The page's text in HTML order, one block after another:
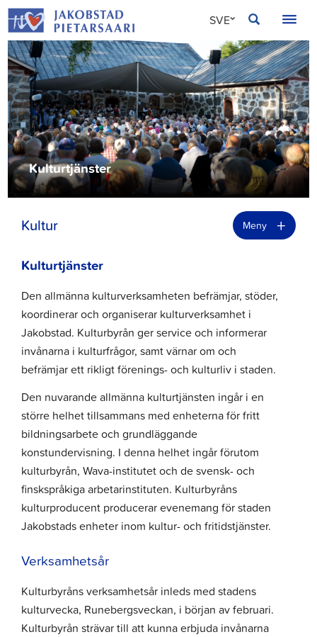
Hoppa
till
innehållet
SVE
FIN
ENG
Kulturtjänster
Kultur Meny +
Kulturtjänster
Den allmänna kulturverksamheten befrämjar, stöder,
koordinerar och organiserar kulturverksamhet i
Jakobstad. Kulturbyrån ger service och informerar
invånarna i kulturfrågor, samt värnar om och
befrämjar ett rikligt förenings- och kulturliv i staden.
Den nuvarande allmänna kulturtjänsten ingår i en
större helhet tillsammans med enheterna för fritt
bildningsarbete och grundläggande
konstundervisning. I denna helhet ingår förutom
kulturbyrån, Wava-institutet och de svensk- och
finskspråkiga arbetarinstituten. Kulturbyråns
kulturproducent producerar evenemang för staden
Jakobstads enheter inom kultur- och fritidstjänster.
Verksamhetsår
Kulturbyråns verksamhetsår inleds med stadens
kulturvecka, Runebergsveckan, i början av februari.
Kulturbyrån strävar till att kunna erbjuda invånarna